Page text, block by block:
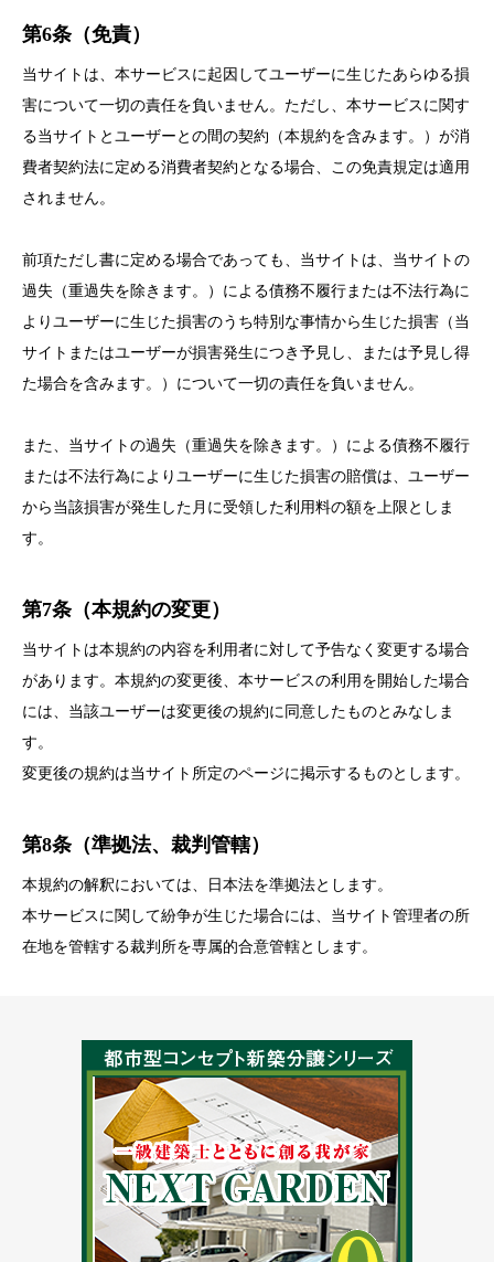
第6条（免責）
当サイトは、本サービスに起因してユーザーに生じたあらゆる損
害について一切の責任を負いません。ただし、本サービスに関す
る当サイトとユーザーとの間の契約（本規約を含みます。）が消
費者契約法に定める消費者契約となる場合、この免責規定は適用
されません。
前項ただし書に定める場合であっても、当サイトは、当サイトの
過失（重過失を除きます。）による債務不履行または不法行為に
よりユーザーに生じた損害のうち特別な事情から生じた損害（当
サイトまたはユーザーが損害発生につき予見し、または予見し得
た場合を含みます。）について一切の責任を負いません。
また、当サイトの過失（重過失を除きます。）による債務不履行
または不法行為によりユーザーに生じた損害の賠償は、ユーザー
から当該損害が発生した月に受領した利用料の額を上限としま
す。
第7条（本規約の変更）
当サイトは本規約の内容を利用者に対して予告なく変更する場合
があります。本規約の変更後、本サービスの利用を開始した場合
には、当該ユーザーは変更後の規約に同意したものとみなしま
す。
変更後の規約は当サイト所定のページに掲示するものとします。
第8条（準拠法、裁判管轄）
本規約の解釈においては、日本法を準拠法とします。
本サービスに関して紛争が生じた場合には、当サイト管理者の所
在地を管轄する裁判所を専属的合意管轄とします。